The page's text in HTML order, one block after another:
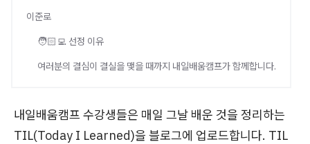
이준로
🧑🏻‍💻 선정 이유
여러분의 결심이 결실을 맺을 때까지 내일배움캠프가 함께합니다.
내일배움캠프 수강생들은 매일 그날 배운 것을 정리하는
TIL(Today I Learned)을 블로그에 업로드합니다. TIL